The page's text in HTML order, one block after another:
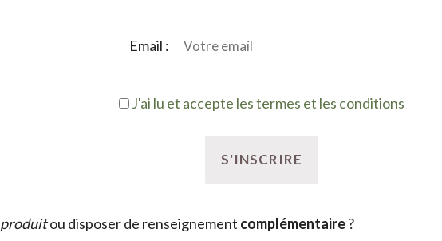
Email :
J'ai lu et accepte les termes et les conditions
produitou disposer de renseignement complémentaire?